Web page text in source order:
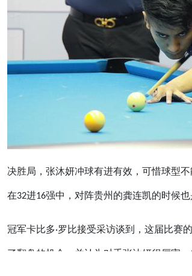
决胜局，张沐妍冲球有进有效，可惜球型
在32进16强中，对阵贵州的龚连凯的时候也
冠军卡比多·罗比接受采访谈到，这届比赛
了翻盘的机会。并认为对手张沐妍很厉害